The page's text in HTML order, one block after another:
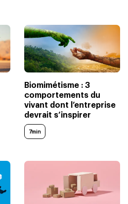
Biomimétisme : 3
comportements du
vivant dont l’entreprise
devrait s’inspirer
7min